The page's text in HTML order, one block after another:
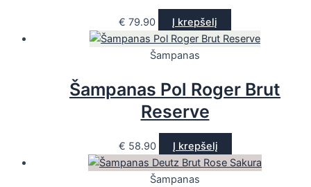
€ 79.90 Į krepšelį
Šampanas
Šampanas Pol Roger Brut
Reserve
€ 58.90 Į krepšelį
Šampanas